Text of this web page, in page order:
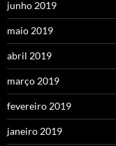
junho 2019
maio 2019
abril 2019
março 2019
fevereiro 2019
janeiro 2019